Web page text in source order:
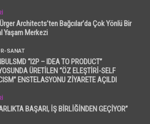
Architects’ten Bağcılar’da Çok Yönlü Bir
Yaşam Merkezi
SANAT
“I2P – IDEA TO PRODUCT”
ÜRETİLEN “ÖZ ELEŞTİRİ-SELF
ENSTELASYONU ZİYARETE AÇILDI
BAŞARI, İŞ BİRLİĞİNDEN GEÇİYOR”